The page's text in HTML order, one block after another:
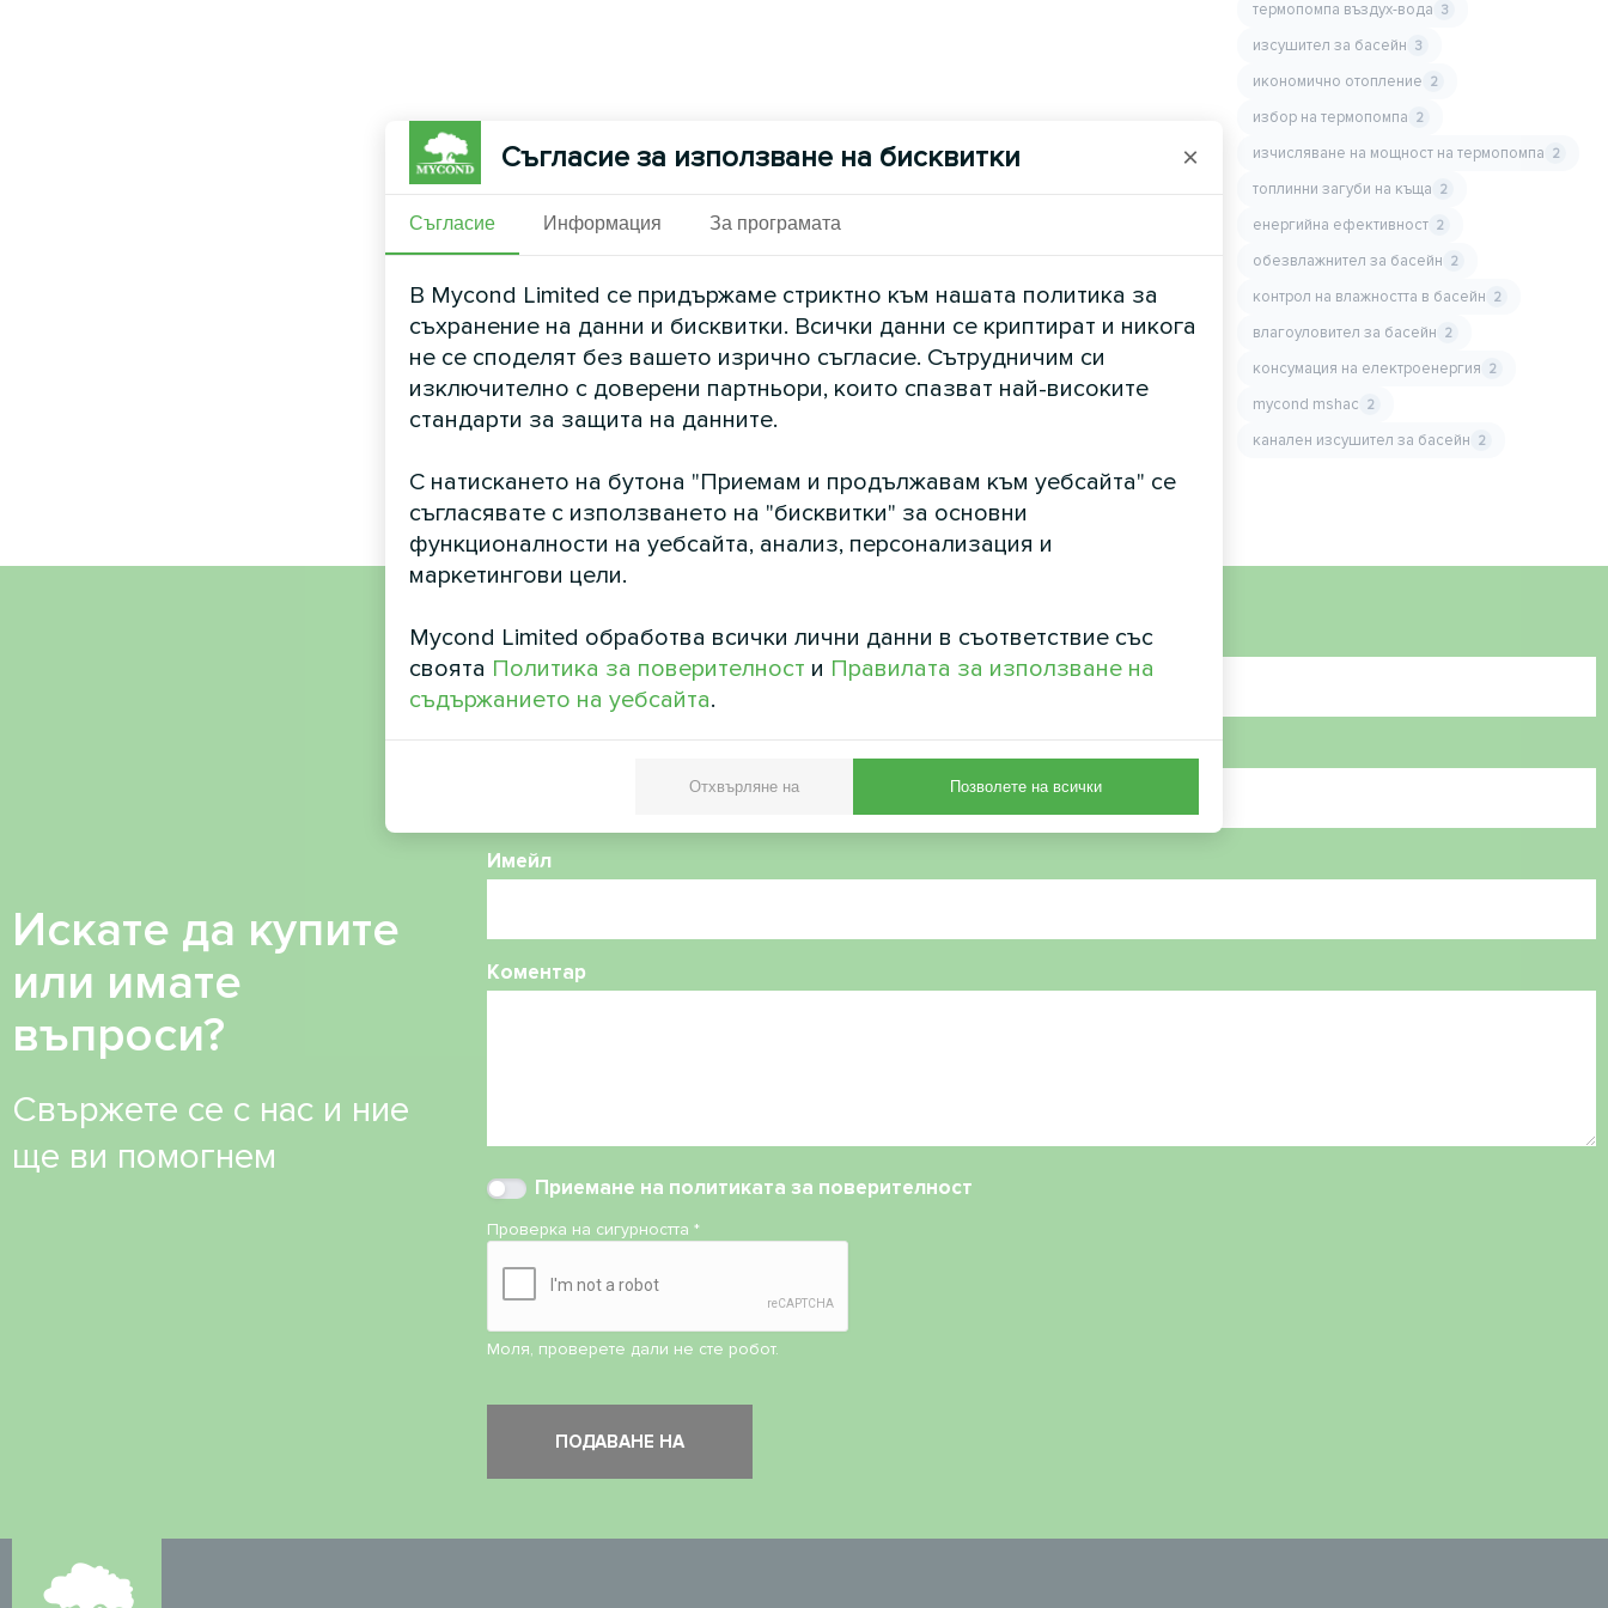
термопомпа въздух-вода 3
изсушител за басейн 3
икономично отопление 2
избор на термопомпа 2
изчисляване на мощност на термопомпа 2
топлинни загуби на къща 2
енергийна ефективност 2
обезвлажнител за басейн 2
контрол на влажността в басейн 2
влагоуловител за басейн 2
консумация на електроенергия 2
mycond mshac 2
канален изсушител за басейн 2
Искате да купите
или имате
въпроси?
Свържете се с нас и ние
ще ви помогнем
Име
Имейл
Коментар
Приемане на политиката за поверителност
Проверка на сигурността*
Моля, проверете дали не сте робот.
Съгласие за използване на бисквитки ×
Съгласие Информация За програмата
В Mycond Limited се придържаме стриктно към нашата политика за
съхранение на данни и бисквитки. Всички данни се криптират и никога
не се споделят без вашето изрично съгласие. Сътрудничим си
изключително с доверени партньори, които спазват най-високите
стандарти за защита на данните.
С натискането на бутона "Приемам и продължавам към уебсайта" се
съгласявате с използването на "бисквитки" за основни
функционалности на уебсайта, анализ, персонализация и
маркетингови цели.
Mycond Limited обработва всички лични данни в съответствие със
своята Политика за поверителност и Правилата за използване на
съдържанието на уебсайта.
Отхвърляне на Позволете на всички